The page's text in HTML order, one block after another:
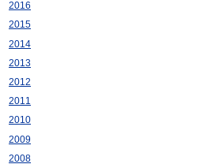
2016
2015
2014
2013
2012
2011
2010
2009
2008